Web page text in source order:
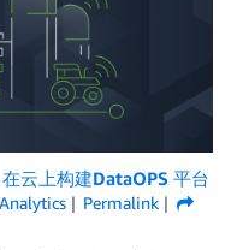
云上构建DataOPS 平台
Analytics
Permalink